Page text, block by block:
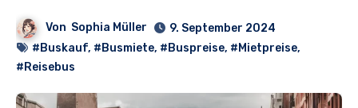
Von Sophia Müller
9. September 2024
#Buskauf, #Busmiete, #Buspreise, #Mietpreise,
#Reisebus